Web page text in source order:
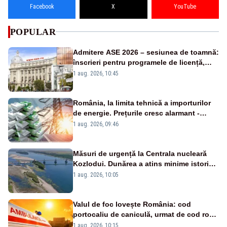
Facebook X YouTube
POPULAR
Admitere ASE 2026 – sesiunea de toamnă:
înscrieri pentru programele de licență,
masterat și doctorat
1 aug. 2026, 10:45
România, la limita tehnică a importurilor
de energie. Prețurile cresc alarmant -
Analiză Realitatea Plus
1 aug. 2026, 09:46
Măsuri de urgență la Centrala nucleară
Kozlodui. Dunărea a atins minime istorice
și în Bulgaria
1 aug. 2026, 10:05
Valul de foc lovește România: cod
portocaliu de caniculă, urmat de cod roșu
duminică. Temperaturile urcă spre 40°C
1 aug. 2026, 10:15